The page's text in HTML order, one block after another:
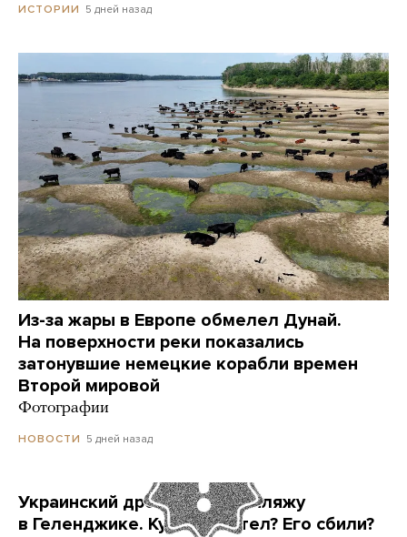
ИСТОРИИ 5 дней назад
Из-за жары в Европе обмелел Дунай.
На поверхности реки показались
затонувшие немецкие корабли времен
Второй мировой
Фотографии
НОВОСТИ 5 дней назад
Украинский дрон попал по пляжу
в Геленджике. Куда он летел? Его сбили?